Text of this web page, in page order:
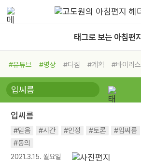
태그로 보는 아침편지
#유튜브 #명상 #다짐 #계획 #바이러스
#비전캠프
#독서캠프 #삶
#희망
#나눔 #친구 #링컨학교
#독서
#건강
입씨름
#믿음 #시간 #인정 #토론 #입씨름
#동의
2021.3.15. 월요일